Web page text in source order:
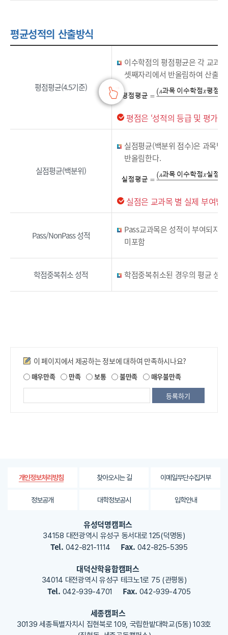
평균성적의 산출방식
평점평균(4.5기준)
이수학점의 평점평균은 각 교과
셋째자리에서 반올림하여 산출한
평점은 ‘성적의 등급 및 평가비
실점평균(백분위)
실점평균(백분위 점수)은 과목별
반올림한다.
실점은 교과목 별 실제 부여받
Pass/NonPass 성적
Pass교과목은 성적이 부여되지
미포함
학점중복취소 성적 학점중복취소된 경우의 평균 성
만족도조사
이 페이지에서 제공하는 정보에 대하여 만족하시나요?
매우만족 만족 보통 불만족 매우불만족
공
되
는
가
용
해
주
개인정보처리방침 찾아오시는 길 이메일무단수집거부
정보공개 대학정보공시 입학안내
유성덕명캠퍼스
34158 대전광역시 유성구 동서대로 125(덕명동)
Tel. 042-821-1114 Fax. 042-825-5395
대덕산학융합캠퍼스
34014 대전광역시 유성구 테크노1로 75 (관평동)
Tel. 042-939-4701 Fax. 042-939-4705
세종캠퍼스
30139 세종특별자치시 집현북로 109, 국립한밭대학교(5동) 103호